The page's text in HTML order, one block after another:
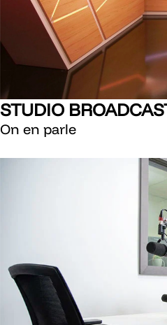
STUDIO
On en parle